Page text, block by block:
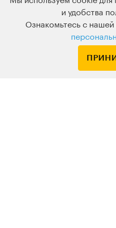
По вопросам обращайтесь на
и удобства
Ознакомьтесь с нашей